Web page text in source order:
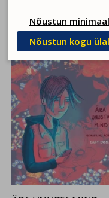
Nõustun
Nõustun kogu